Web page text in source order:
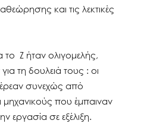
και τις λεκτικές
το Z ήταν ολιγομελής,
τη δουλειά τους : οι
έρεαν συνεχώς από
μηχανικούς που έμπαιναν
εργασία σε εξέλιξη.